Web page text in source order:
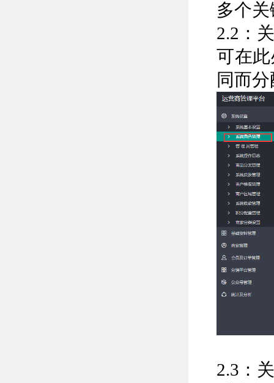
多个
2.2：
可在
同而
2.3：